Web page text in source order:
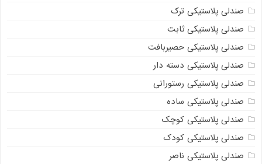
صندلی پلاستیکی ترک
صندلی پلاستیکی ثابت
صندلی پلاستیکی حصیربافت
صندلی پلاستیکی دسته دار
صندلی پلاستیکی رستورانی
صندلی پلاستیکی ساده
صندلی پلاستیکی کوچک
صندلی پلاستیکی کودک
صندلی پلاستیکی ناصر